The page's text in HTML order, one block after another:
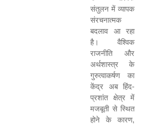
संतुलन में व्यापक
संरचनात्मक
बदलाव आ रहा
है। वैश्विक
राजनीति और
अर्थशास्त्र के
गुरुत्वाकर्षण का
केंद्र अब हिंद-
प्रशांत क्षेत्र में
मजबूती से स्थित
होने के कारण,